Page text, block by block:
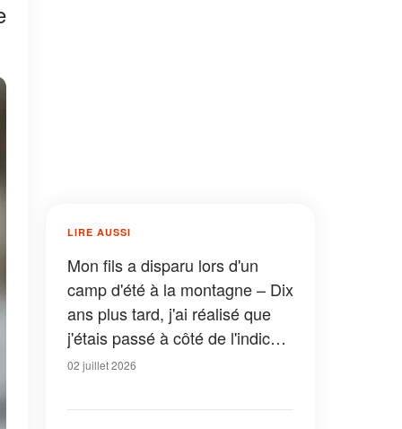
LIRE AUSSI
Mon fils a disparu lors d'un
camp d'été à la montagne – Dix
ans plus tard, j'ai réalisé que
j'étais passé à côté de l'indice
le plus important
02 juillet 2026